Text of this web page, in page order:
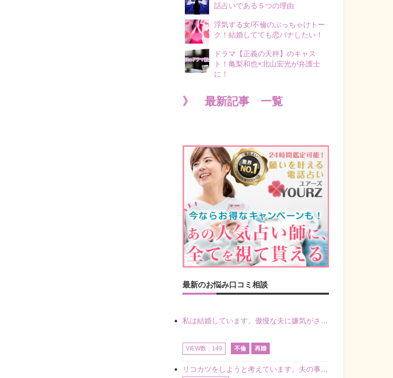
話占いである５つの理由
浮気する女/不倫のぶっちゃけトー
ク！結婚してても恋バナしたい！
ドラマ【正義の天秤】のキャス
ト！亀梨和也×北山宏光が弁護士
に！
》 最新記事 一覧
最新のお悩み口コミ相談
私は結婚しています。傲慢な夫に嫌気がさし離婚を考えていたときに、彼と出会いました。彼には恋人がいましたが、話をするうちに、夫とのことを相談するようにな
VIEW数：149 不倫 再婚
リコカツをしようと考えています。夫の事からの愛情を全く感じません。子供がいるので、子供が成長するまではと我慢しています。 まず、お金が必要だと考え、仕事の量も増やしました。ところが、夫は働かず、結局は